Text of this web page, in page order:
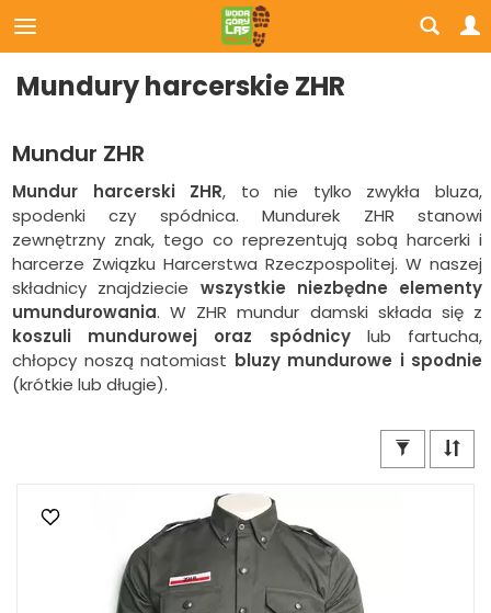
Mundury harcerskie ZHR
Mundur ZHR
Mundur harcerski ZHR, to nie tylko zwykła bluza,
spodenki czy spódnica. Mundurek ZHR stanowi
zewnętrzny znak, tego co reprezentują sobą harcerki i
harcerze Związku Harcerstwa Rzeczpospolitej. W naszej
składnicy znajdziecie wszystkie niezbędne elementy
umundurowania. W ZHR mundur damski składa się z
koszuli mundurowej oraz spódnicylub fartucha,
chłopcy noszą natomiast bluzy mundurowe i spodnie
(krótkie lub długie).